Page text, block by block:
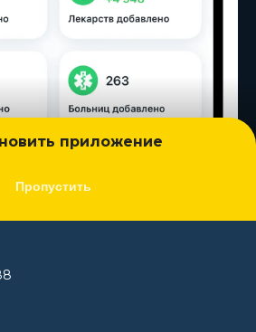
приложение
Пропустить